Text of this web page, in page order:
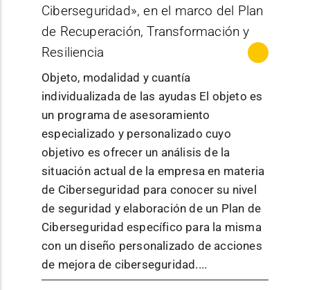
diseñadas
específicame
candidatas,
preseleccion
adas,
nominadas o
premiadas en
los premios
Goya 2024:
10.000
euros.
Modalidad
B: participaci
Órgano
convocante
MINISTERIO DE
UNIVERSIDADES
Podrán tener la
condición de
beneficiarias de
las ayudas las
empresas que
estén
válidamente
constituidas
tengan
Ciberseguridad», en el marco del Plan
de Recuperación, Transformación y
Resiliencia
Objeto, modalidad y cuantía
individualizada de las ayudas El objeto es
un programa de asesoramiento
especializado y personalizado cuyo
objetivo es ofrecer un análisis de la
situación actual de la empresa en materia
de Ciberseguridad para conocer su nivel
de seguridad y elaboración de un Plan de
Ciberseguridad específico para la misma
con un diseño personalizado de acciones
de mejora de ciberseguridad....